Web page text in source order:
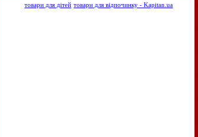
товари для дітей товари для відпочинку - Kapitan.ua